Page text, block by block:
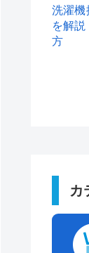
洗濯機
を解
方
カ